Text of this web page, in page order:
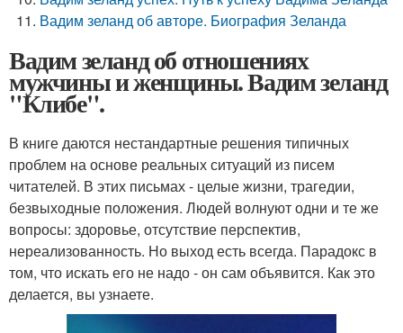
Вадим зеланд об авторе. Биография Зеланда
Вадим зеланд об отношениях
мужчины и женщины. Вадим зеланд
"Клибе".
В книге даются нестандартные решения типичных
проблем на основе реальных ситуаций из писем
читателей. В этих письмах - целые жизни, трагедии,
безвыходные положения. Людей волнуют одни и те же
вопросы: здоровье, отсутствие перспектив,
нереализованность. Но выход есть всегда. Парадокс в
том, что искать его не надо - он сам объявится. Как это
делается, вы узнаете.